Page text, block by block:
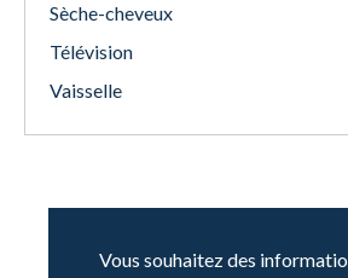
Sèche-cheveux
Télévision
Vaisselle
Vous souhaitez des